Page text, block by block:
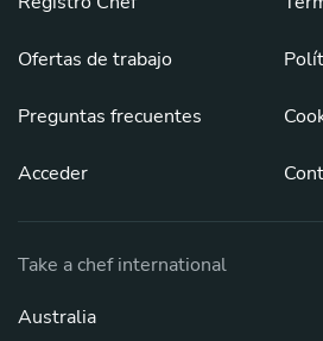
Ofertas de trabajo
Preguntas frecuentes
Acceder
Take a chef international
Australia